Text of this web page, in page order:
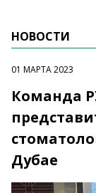
НОВОСТИ
01 МАРТА 2023
Команда
Дубае